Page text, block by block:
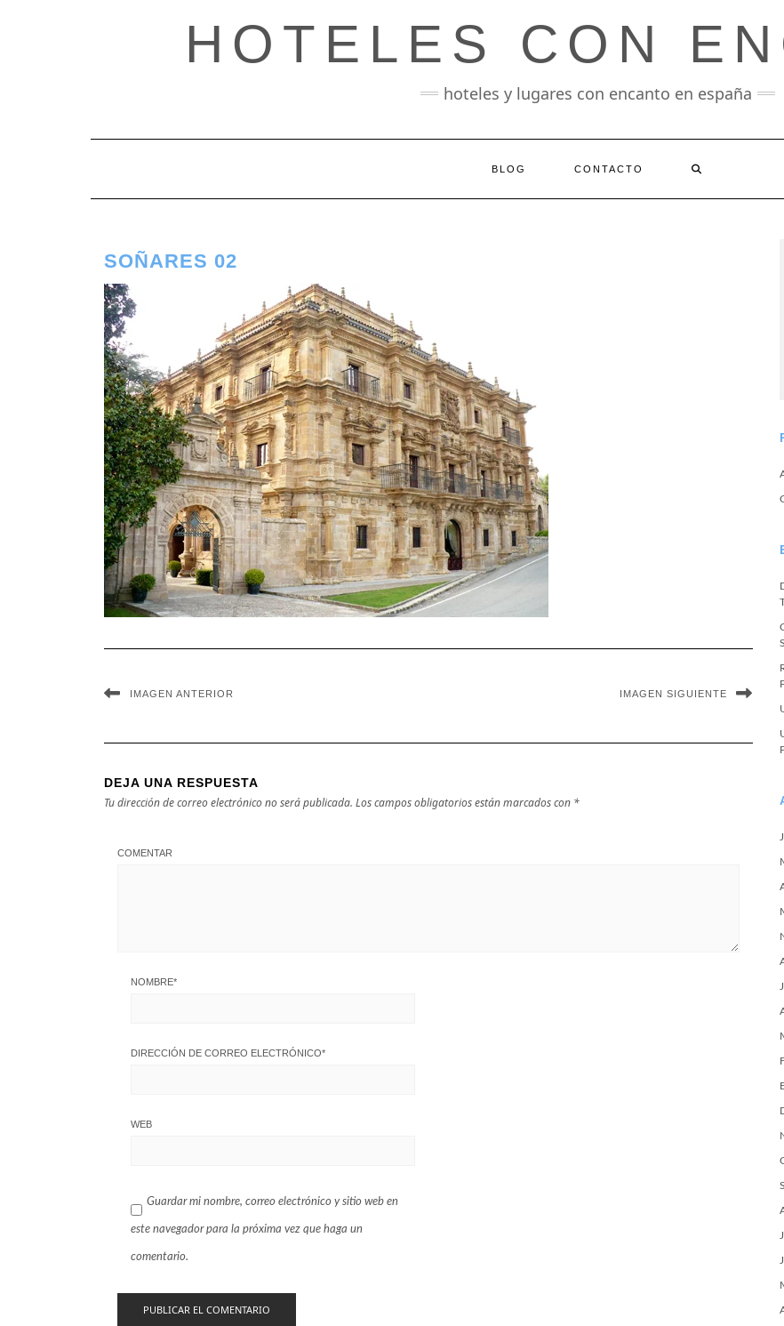
HOTELES CON
hoteles y lugares con encanto en españa
BLOG CONTACTO
SOÑARES 02
IMAGEN ANTERIOR IMAGEN SIGUIENTE
DEJA UNA RESPUESTA
Tu dirección de correo electrónico no será publicada. Los campos obligatorios están marcados con *
COMENTAR
NOMBRE*
DIRECCIÓN DE CORREO ELECTRÓNICO*
WEB
Guardar mi nombre, correo electrónico y sitio web en
este navegador para la próxima vez que haga un
comentario.